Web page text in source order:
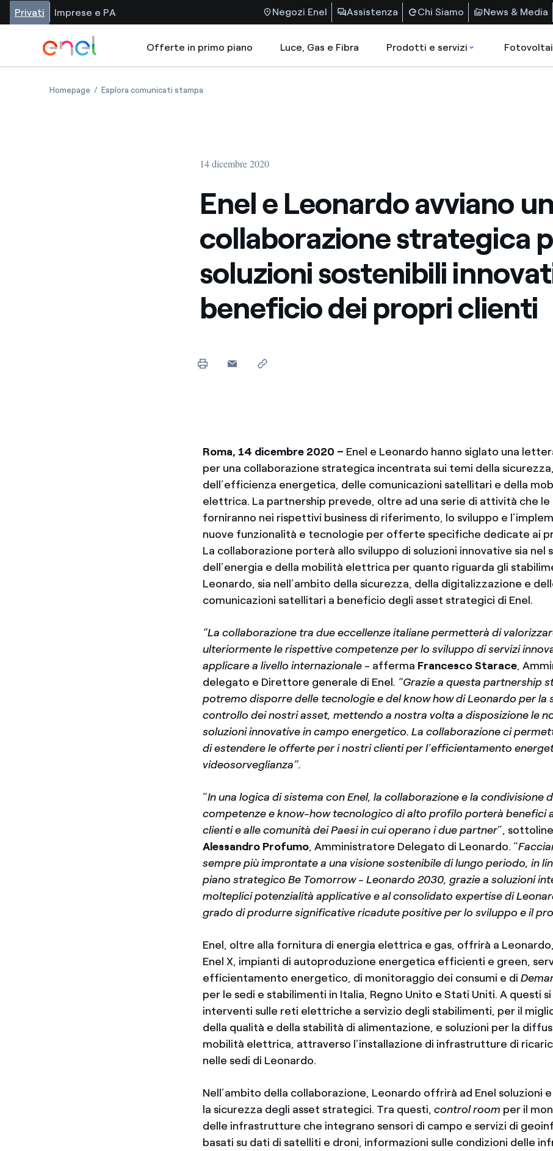
Privati Imprese e PA Negozi Enel Assistenza Chi Siamo News & Media
Offerte in primo piano Luce, Gas e Fibra Prodotti e servizi
Homepage Esplora comunicati stampa
14 dicembre 2020
Enel e Leonardo avviano
collaborazione strategica
soluzioni sostenibili
beneficio dei propri clienti
Roma, 14 dicembre 2020 – Enel e Leonardo hanno siglato una
per una collaborazione strategica incentrata sui temi della sicurezza,
dell’efficienza energetica, delle comunicazioni satellitari e della
elettrica. La partnership prevede, oltre ad una serie di attività che le
forniranno nei rispettivi business di riferimento, lo sviluppo e
nuove funzionalità e tecnologie per offerte specifiche dedicate ai
La collaborazione porterà allo sviluppo di soluzioni innovative sia nel
dell’energia e della mobilità elettrica per quanto riguarda gli
Leonardo, sia nell’ambito della sicurezza, della digitalizzazione e
comunicazioni satellitari a beneficio degli asset strategici di Enel.
“La collaborazione tra due eccellenze italiane permetterà di
ulteriormente le rispettive competenze per lo sviluppo di servizi
applicare a livello internazionale - afferma Francesco Starace,
delegato e Direttore generale di Enel. “Grazie a questa partnership
potremo disporre delle tecnologie e del know how di Leonardo per la
controllo dei nostri asset, mettendo a nostra volta a disposizione le
soluzioni innovative in campo energetico. La collaborazione ci
di estendere le offerte per i nostri clienti per l’efficientamento
videosorveglianza”.
“In una logica di sistema con Enel, la collaborazione e la condivisione
competenze e know-how tecnologico di alto profilo porterà benefici
clienti e alle comunità dei Paesi in cui operano i due partner”,
Alessandro Profumo, Amministratore Delegato di Leonardo. “
sempre più improntate a una visione sostenibile di lungo periodo, in
piano strategico Be Tomorrow - Leonardo 2030, grazie a soluzioni
molteplici potenzialità applicative e al consolidato expertise di
grado di produrre significative ricadute positive per lo sviluppo e il
Enel, oltre alla fornitura di energia elettrica e gas, offrirà a
Enel X, impianti di autoproduzione energetica efficienti e green,
efficientamento energetico, di monitoraggio dei consumi e di
per le sedi e stabilimenti in Italia, Regno Unito e Stati Uniti. A questi
interventi sulle reti elettriche a servizio degli stabilimenti, per il
della qualità e della stabilità di alimentazione, e soluzioni per la
mobilità elettrica, attraverso l’installazione di infrastrutture di
nelle sedi di Leonardo.
Nell’ambito della collaborazione, Leonardo offrirà ad Enel soluzioni
la sicurezza degli asset strategici. Tra questi,control room per il
delle infrastrutture che integrano sensori di campo e servizi di
basati su dati di satelliti e droni, informazioni sulle condizioni delle